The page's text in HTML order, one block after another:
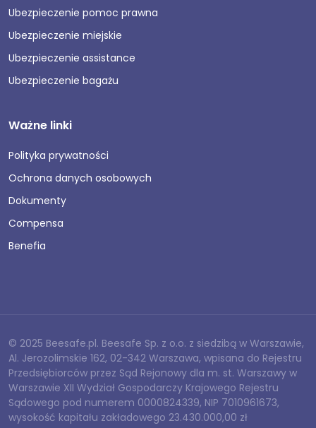
Ubezpieczenie pomoc prawna
Ubezpieczenie miejskie
Ubezpieczenie assistance
Ubezpieczenie bagażu
Ważne linki
Polityka prywatności
Ochrona danych osobowych
Dokumenty
Compensa
Benefia
© 2025 Beesafe.pl. Beesafe Sp. z o.o. z siedzibą w Warszawie,
Al. Jerozolimskie 162, 02-342 Warszawa, wpisana do Rejestru
Przedsiębiorców przez Sąd Rejonowy dla m. st. Warszawy w
Warszawie XII Wydział Gospodarczy Krajowego Rejestru
Sądowego pod numerem 0000824339, NIP 7010961673,
wysokość kapitału zakładowego 23.430.000,00 zł